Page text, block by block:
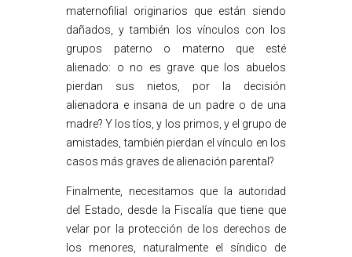
maternofilial originarios que están siendo
dañados, y también los vínculos con los
grupos paterno o materno que esté
alienado: o no es grave que los abuelos
pierdan sus nietos, por la decisión
alienadora e insana de un padre o de una
madre? Y los tíos, y los primos, y el grupo de
amistades, también pierdan el vínculo en los
casos más graves de alienación parental?
Finalmente, necesitamos que la autoridad
del Estado, desde la Fiscalía que tiene que
velar por la protección de los derechos de
los menores, naturalmente el síndico de